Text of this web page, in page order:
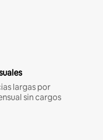
largas por
sin cargos